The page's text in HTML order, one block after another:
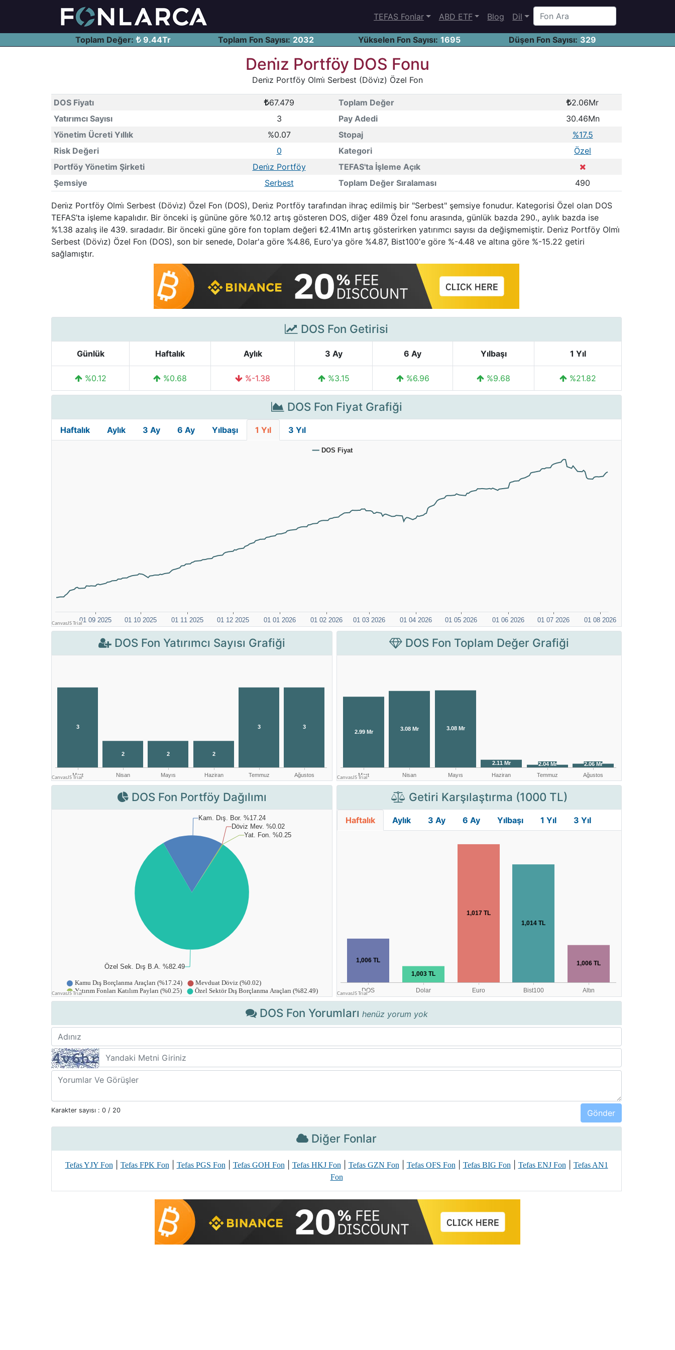
TEFAS Fonlar ABD ETF Blog Dil
Toplam Değer: 9.44Tr Toplam Fon Sayısı: 2032 Yükselen Fon Sayısı: 1695 Düşen Fon Sayısı: 329
Deni̇z Portföy DOS Fonu
Deni̇z Portföy Olmi̇ Serbest (Dövi̇z) Özel Fon
DOS Fiyatı 67.479 Toplam Değer
2.06Mr
Yatırımcı Sayısı
3 Pay Adedi
30.46Mn
Yönetim Ücreti Yıllık
%0.07 Stopaj
%17.5
Risk Değeri
0 Kategori
Özel
Portföy Yönetim Şirketi
Deni̇z Portföy
TEFAS'ta İşleme Açık
Şemsiye
Serbest Toplam Değer Sıralaması 490
Deni̇z Portföy Olmi̇ Serbest (Dövi̇z) Özel Fon (DOS), Deni̇z Portföy tarafından ihraç edilmiş bir "Serbest" şemsiye fonudur. Kategorisi Özel olan DOS
TEFAS’ta işleme kapalıdır. Bir önceki iş gününe göre %0.12 artış gösteren DOS, diğer 489 Özel fonu arasında, günlük bazda 290., aylık bazda ise
%1.38 azalış ile 439. sıradadır. Bir önceki güne göre fon toplam değeri ₺2.41Mn artış gösterirken yatırımcı sayısı da değişmemiştir. Deni̇z Portföy Olmi̇
Serbest (Dövi̇z) Özel Fon (DOS), son bir senede, Dolar'a göre %4.86, Euro'ya göre %4.87, Bist100'e göre %-4.48 ve altına göre %-15.22 getiri
sağlamıştır.
DOS Fon Getirisi
Günlük Haftalık Aylık 3 Ay 6 Ay Yılbaşı 1 Yıl
%0.12 %0.68 %-1.38 %3.15 %6.96 %9.68 %21.82
DOS Fon Fiyat Grafiği
Haftalık Aylık 3 Ay 6 Ay Yılbaşı 1 Yıl 3 Yıl
DOS Fon Yatırımcı Sayısı Grafiği DOS Fon Toplam Değer Grafiği
DOS Fon Portföy Dağılımı Getiri Karşılaştırma (1000 TL)
Haftalık Aylık 3 Ay 6 Ay Yılbaşı 1 Yıl 3 Yıl
DOS Fon Yorumları henüz yorum yok
Karakter sayısı : 0 / 20
Diğer Fonlar
Tefas YJY Fon| Tefas FPK Fon| Tefas PGS Fon| Tefas GOH Fon| Tefas HKJ Fon| Tefas GZN Fon| Tefas OFS Fon| Tefas BIG Fon| Tefas ENJ Fon|
Tefas AN1
Fon